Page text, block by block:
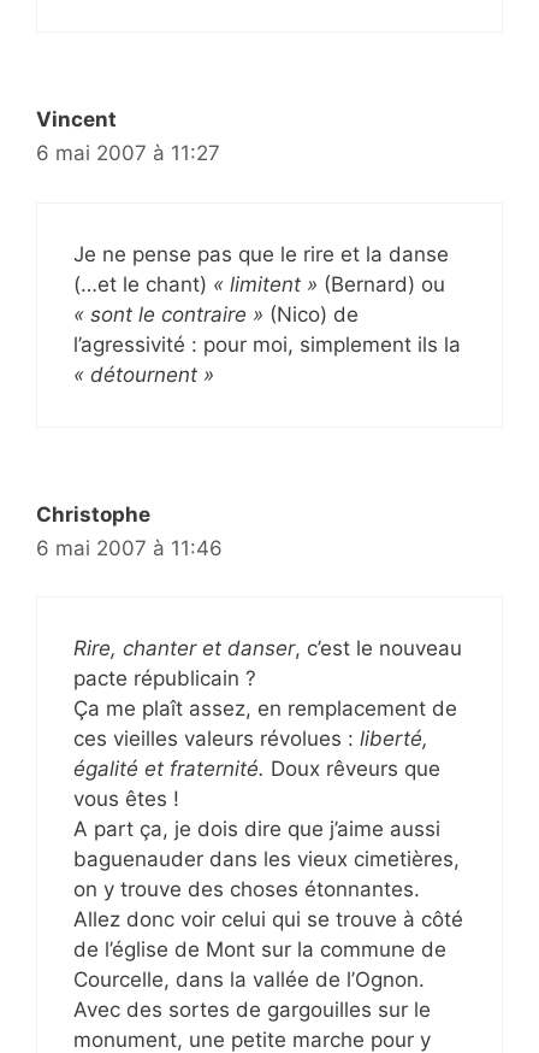
Vincent
6 mai 2007 à 11:27
Je ne pense pas que le rire et la danse
(…et le chant) « limitent » (Bernard) ou
« sont le contraire » (Nico) de
l’agressivité : pour moi, simplement ils la
« détournent »
Christophe
6 mai 2007 à 11:46
Rire, chanter et danser, c’est le nouveau
pacte républicain ?
Ça me plaît assez, en remplacement de
ces vieilles valeurs révolues : liberté,
égalité et fraternité. Doux rêveurs que
vous êtes !
A part ça, je dois dire que j’aime aussi
baguenauder dans les vieux cimetières,
on y trouve des choses étonnantes.
Allez donc voir celui qui se trouve à côté
de l’église de Mont sur la commune de
Courcelle, dans la vallée de l’Ognon.
Avec des sortes de gargouilles sur le
monument, une petite marche pour y